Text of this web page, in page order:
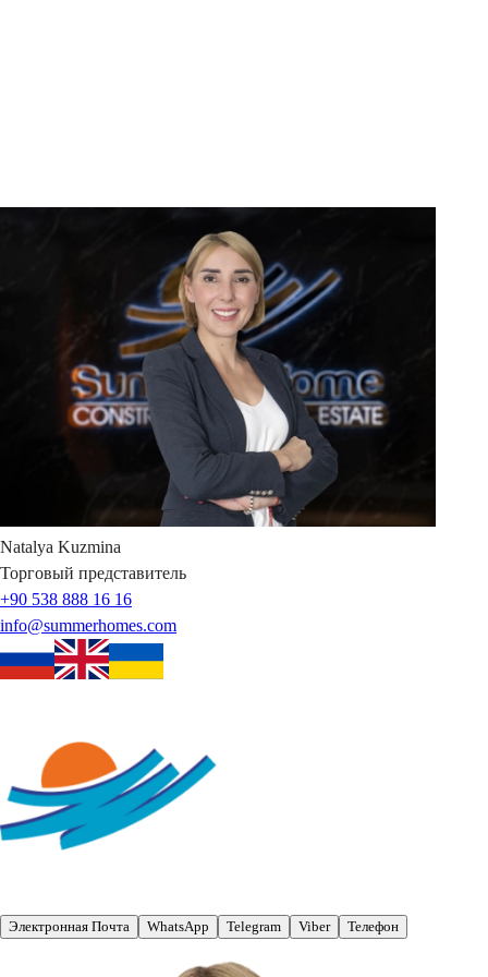
Natalya Kuzmina
Торговый представитель
+90 538 888 16 16
info@summerhomes.com
Электронная Почта WhatsApp Telegram Viber Телефон